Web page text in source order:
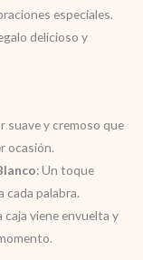
especiales.
delicioso y
suave y cremoso que
ocasión.
: Un toque
cada palabra.
caja viene envuelta y